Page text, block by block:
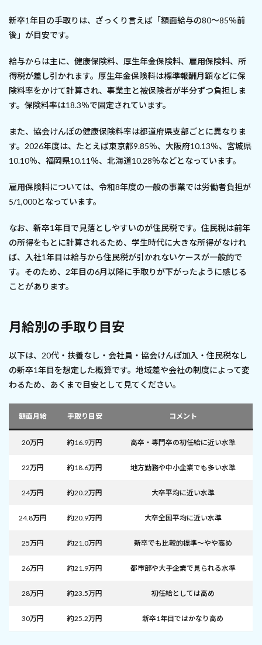
新卒1年目の手取りは、ざっくり言えば「額面給与の80〜85％前
後」が目安です。
給与からは主に、健康保険料、厚生年金保険料、雇用保険料、所
得税が差し引かれます。厚生年金保険料は標準報酬月額などに保
険料率をかけて計算され、事業主と被保険者が半分ずつ負担しま
す。保険料率は18.3％で固定されています。
また、協会けんぽの健康保険料率は都道府県支部ごとに異なりま
す。2026年度は、たとえば東京都9.85％、大阪府10.13％、宮城県
10.10％、福岡県10.11％、北海道10.28％などとなっています。
雇用保険料については、令和8年度の一般の事業では労働者負担が
5/1,000となっています。
なお、新卒1年目で見落としやすいのが住民税です。住民税は前年
の所得をもとに計算されるため、学生時代に大きな所得がなけれ
ば、入社1年目は給与から住民税が引かれないケースが一般的で
す。そのため、2年目の6月以降に手取りが下がったように感じる
ことがあります。
月給別の手取り目安
以下は、20代・扶養なし・会社員・協会けんぽ加入・住民税なし
の新卒1年目を想定した概算です。地域差や会社の制度によって変
わるため、あくまで目安として見てください。
額面月給 手取り目安 コメント
20万円 約16.9万円 高卒・専門卒の初任給に近い水準
22万円 約18.6万円 地方勤務や中小企業でも多い水準
24万円 約20.2万円 大卒平均に近い水準
24.8万円 約20.9万円 大卒全国平均に近い水準
25万円 約21.0万円 新卒でも比較的標準〜やや高め
26万円 約21.9万円 都市部や大手企業で見られる水準
28万円 約23.5万円 初任給としては高め
30万円 約25.2万円 新卒1年目ではかなり高め